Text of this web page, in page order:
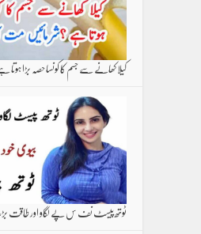
کیلا کھانے سے جسم کا کونسا حصہ بڑا
ٹوتھ پیسٹ نف س پے لگاو اور طاقت